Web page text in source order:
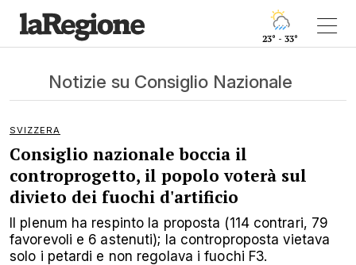
23° - 33°
Notizie su Consiglio Nazionale
SVIZZERA
Consiglio nazionale boccia il
controprogetto, il popolo voterà sul
divieto dei fuochi d'artificio
Il plenum ha respinto la proposta (114 contrari, 79
favorevoli e 6 astenuti); la controproposta vietava
solo i petardi e non regolava i fuochi F3.